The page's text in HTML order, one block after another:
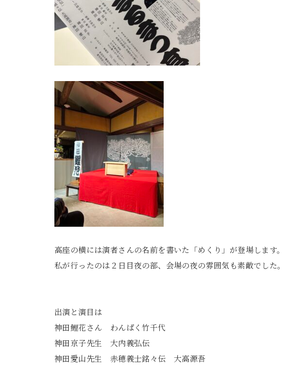
高座の横には演者さんの名前を書いた「めくり」が登場します。
私が行ったのは２日目夜の部、会場の夜の雰囲気も素敵でした。
出演と演目は
神田鯉花さん わんぱく竹千代
神田京子先生 大内義弘伝
神田愛山先生 赤穂義士銘々伝 大高源吾